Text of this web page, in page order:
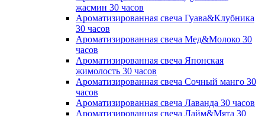
жасмин 30 часов
Ароматизированная свеча Гуава&Клубника
30 часов
Ароматизированная свеча Мед&Молоко 30
часов
Ароматизированная свеча Японская
жимолость 30 часов
Ароматизированная свеча Сочный манго 30
часов
Ароматизированная свеча Лаванда 30 часов
Ароматизированная свеча Лайм&Мята 30